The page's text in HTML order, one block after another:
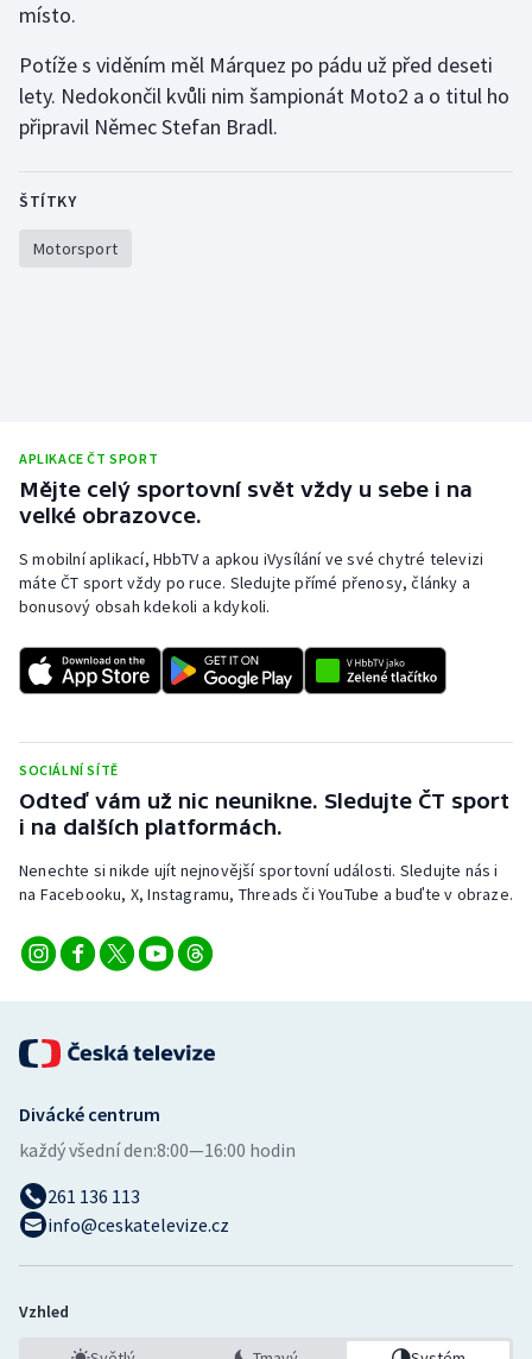
Lezení
Plážový volejbal
Ragby
Rychlobruslení
Rychlostní kanoistika
Sportovní střelba
Triatlon
Veslování
Volejbal
Ostatní
místo.
Potíže s viděním měl Márquez po pádu už před deseti
lety. Nedokončil kvůli nim šampionát Moto2 a o titul ho
připravil Němec Stefan Bradl.
ŠTÍTKY
Motorsport
APLIKACE ČT SPORT
Mějte celý sportovní svět vždy u sebe i na
velké obrazovce.
S mobilní aplikací, HbbTV a apkou iVysílání ve své chytré televizi
máte ČT sport vždy po ruce. Sledujte přímé přenosy, články a
bonusový obsah kdekoli a kdykoli.
SOCIÁLNÍ SÍTĚ
Odteď vám už nic neunikne. Sledujte ČT sport
i na dalších platformách.
Nenechte si nikde ujít nejnovější sportovní události. Sledujte nás i
na Facebooku, X, Instagramu, Threads či YouTube a buďte v obraze.
Divácké centrum
každý všední den:8:00—16:00 hodin
261 136 113
info@ceskatelevize.cz
Vzhled